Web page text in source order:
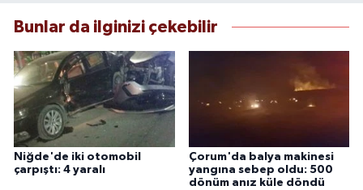
Bunlar da ilginizi çekebilir
Niğde'de iki otomobil
çarpıştı: 4 yaralı
Çorum'da balya makinesi
yangına sebep oldu: 500
dönüm anız küle döndü